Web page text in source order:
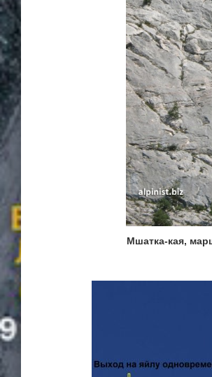
Мшатка-кая,